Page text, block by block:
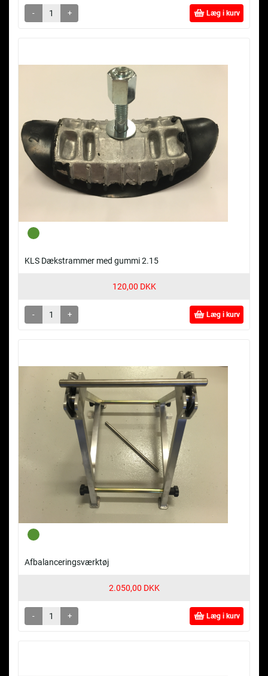
- + Læg i kurv
KLS Dækstrammer med gummi 2.15
120,00 DKK
- + Læg i kurv
Afbalanceringsværktøj
2.050,00 DKK
- + Læg i kurv